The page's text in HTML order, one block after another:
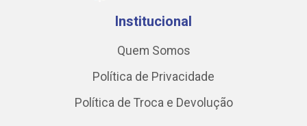
Institucional
Quem Somos
Política de Privacidade
Política de Troca e Devolução